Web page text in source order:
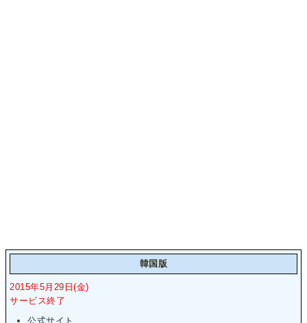
韓国版
2015年5月29日(金)
サービス終了
公式サイト